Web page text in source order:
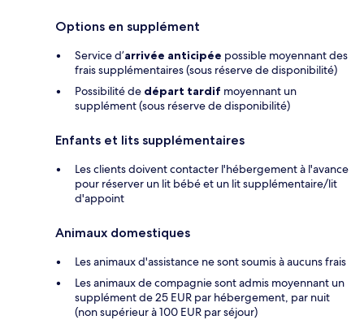
Options en supplément
Service d’arrivée anticipée possible moyennant des
frais supplémentaires (sous réserve de disponibilité)
Possibilité de départ tardif moyennant un
supplément (sous réserve de disponibilité)
Enfants et lits supplémentaires
Les clients doivent contacter l'hébergement à l'avance
pour réserver un lit bébé et un lit supplémentaire/lit
d'appoint
Animaux domestiques
Les animaux d'assistance ne sont soumis à aucuns frais
Les animaux de compagnie sont admis moyennant un
supplément de 25 EUR par hébergement, par nuit
(non supérieur à 100 EUR par séjour)